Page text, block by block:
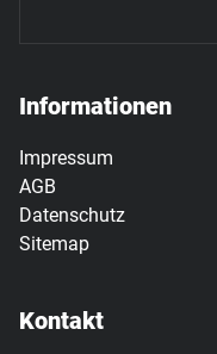
Informationen
Impressum
AGB
Datenschutz
Sitemap
Kontakt